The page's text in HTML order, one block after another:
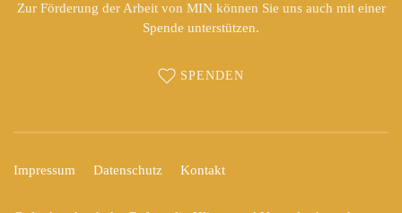
Zur Förderung der Arbeit von MIN können Sie uns auch mit einer
Spende unterstützen.
SPENDEN
Impressum Datenschutz Kontakt